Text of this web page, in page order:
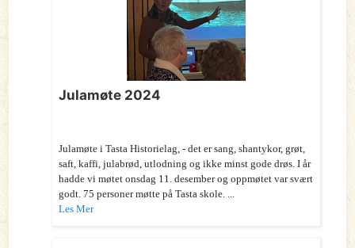
Julamøte 2024
Julamøte i Tasta Historielag, - det er sang, shantykor, grøt,
saft, kaffi, julabrød, utlodning og ikke minst gode drøs. I år
hadde vi møtet onsdag 11. desember og oppmøtet var svært
godt. 75 personer møtte på Tasta skole. ...
Les Mer